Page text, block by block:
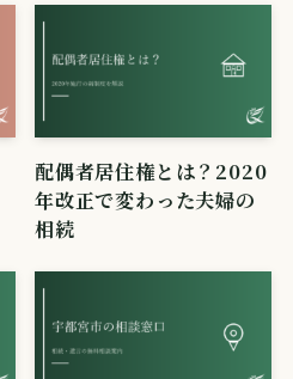
配偶者居住権とは？2020
年改正で変わった夫婦の
相続